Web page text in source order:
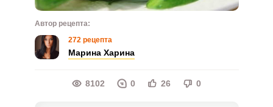
Автор рецепта:
272 рецепта
Марина Харина
8102 0 26 0